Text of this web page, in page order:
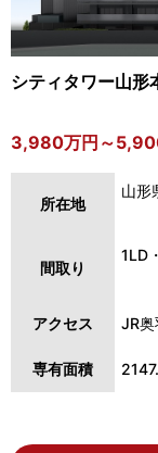
シティタワー山形
3,980万円～
所在地
山形
間取り
1LD
アクセス JR
専有面積